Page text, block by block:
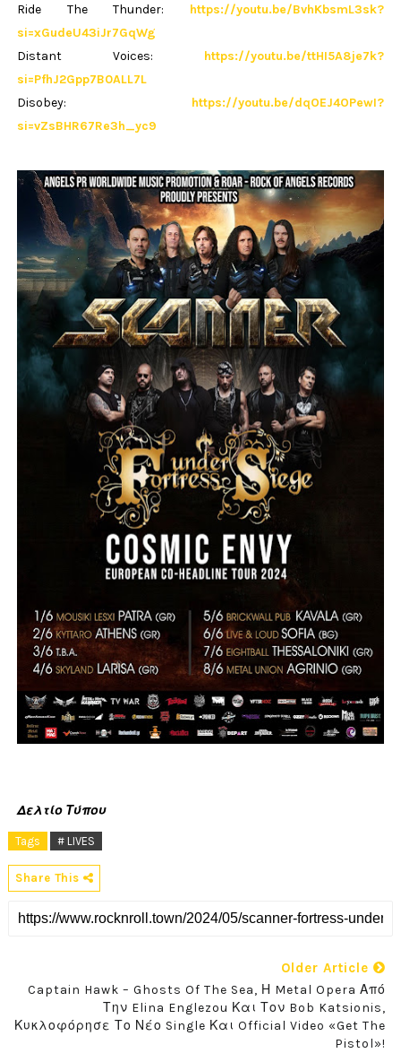
Ride The Thunder: https://youtu.be/BvhKbsmL3sk?
si=xGudeU43iJr7GqWg
Distant Voices: https://youtu.be/ttHI5A8je7k?
si=PfhJ2Gpp7B0ALL7L
Disobey: https://youtu.be/dqOEJ4OPewI?
si=vZsBHR67Re3h_yc9
Δελτίο Τύπου
Tags # LIVES
Share This
Older Article
Captain Hawk – Ghosts Of The Sea, Η Metal Opera Από
Την Elina Englezou Και Τον Bob Katsionis,
Κυκλοφόρησε Το Νέο Single Και Official Video «Get The
Pistol»!